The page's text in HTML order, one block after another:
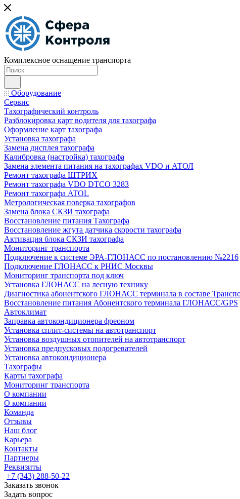
Комплексное оснащение транспорта
Оборудование
Сервис
Тахографический контроль
Разблокировка карт водителя для тахографа
Оформление карт тахографа
Установка тахографа
Замена дисплея тахографа
Калибровка (настройка) тахографа
Замена элемента питания на тахографах VDO и АТОЛ
Ремонт тахографа ШТРИХ
Ремонт тахографа VDO DTCO 3283
Ремонт тахографа ATOL
Метрологическая поверка тахографов
Замена блока СКЗИ тахографа
Восстановление питания Тахографа
Восстановление жгута датчика скорости тахографа
Активация блока СКЗИ тахографа
Мониторинг транспорта
Подключение к системе ЭРА-ГЛОНАСС по постановлению №2216
Подключение ГЛОНАСС к РНИС Москвы
Мониторинг транспорта под ключ
Установка ГЛОНАСС на лесную технику
Диагностика абонентского ГЛОНАСС терминала в составе
Восстановление питания Абонентского терминала ГЛОНАСС/GPS
Автоклимат
Заправка автокондиционера фреоном
Установка сплит-системы на автотранспорт
Установка воздушных отопителей на автотранспорт
Установка предпусковых подогревателей
Установка автокондиционера
Тахографы
Карты тахографа
Мониторинг транспорта
О компании
О компании
Команда
Отзывы
Наш блог
Карьера
Контакты
Партнеры
Реквизиты
+7 (343) 288-50-22
Заказать звонок
Задать вопрос